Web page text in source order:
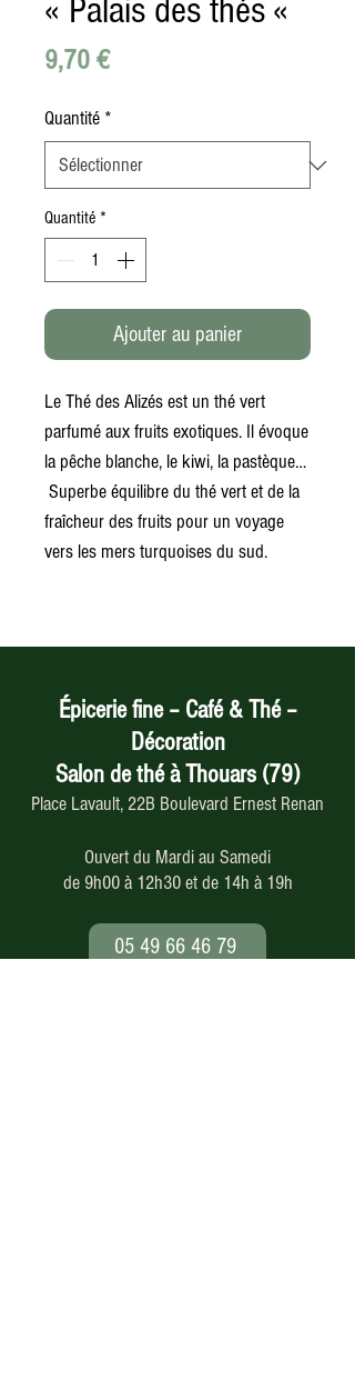
« Palais des thés «
9,70 €Prix
Quantité *
Quantité *
Ajouter au panier
Le Thé des Alizés est un thé vert
parfumé aux fruits exotiques. Il évoque
la pêche blanche, le kiwi, la pastèque…
Superbe équilibre du thé vert et de la
fraîcheur des fruits pour un voyage
vers les mers turquoises du sud.
Épicerie fine – Café & Thé –
Décoration
Salon de thé à Thouars (79)
Place Lavault, 22B Boulevard Ernest Renan
Ouvert du Mardi au Samedi
de 9h00 à 12h30 et de 14h à 19h
05 49 66 46 79